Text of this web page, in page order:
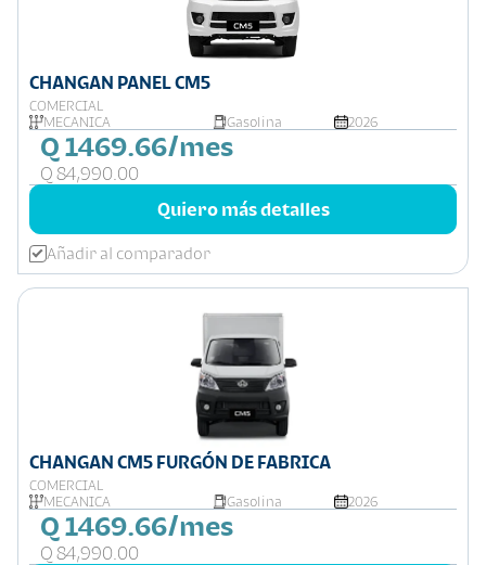
CHANGAN PANEL CM5
COMERCIAL
MECÁNICA
Gasolina 2026
Q 1469.66/mes
Q 84,990.00
Quiero más detalles
Añadir al comparador
CHANGAN CM5 FURGÓN DE FABRICA
COMERCIAL
MECÁNICA
Gasolina 2026
Q 1469.66/mes
Q 84,990.00